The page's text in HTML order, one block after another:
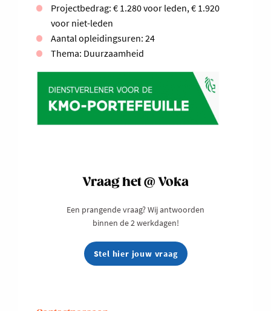
Projectbedrag: € 1.280 voor leden, € 1.920
voor niet-leden
Aantal opleidingsuren: 24
Thema: Duurzaamheid
Vraag het @ Voka
Een prangende vraag? Wij antwoorden
binnen de 2 werkdagen!
Stel hier jouw vraag